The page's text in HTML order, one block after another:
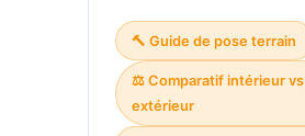
🔨 Guide de pose terrain
⚖️ Comparatif intérieur vs
extérieur